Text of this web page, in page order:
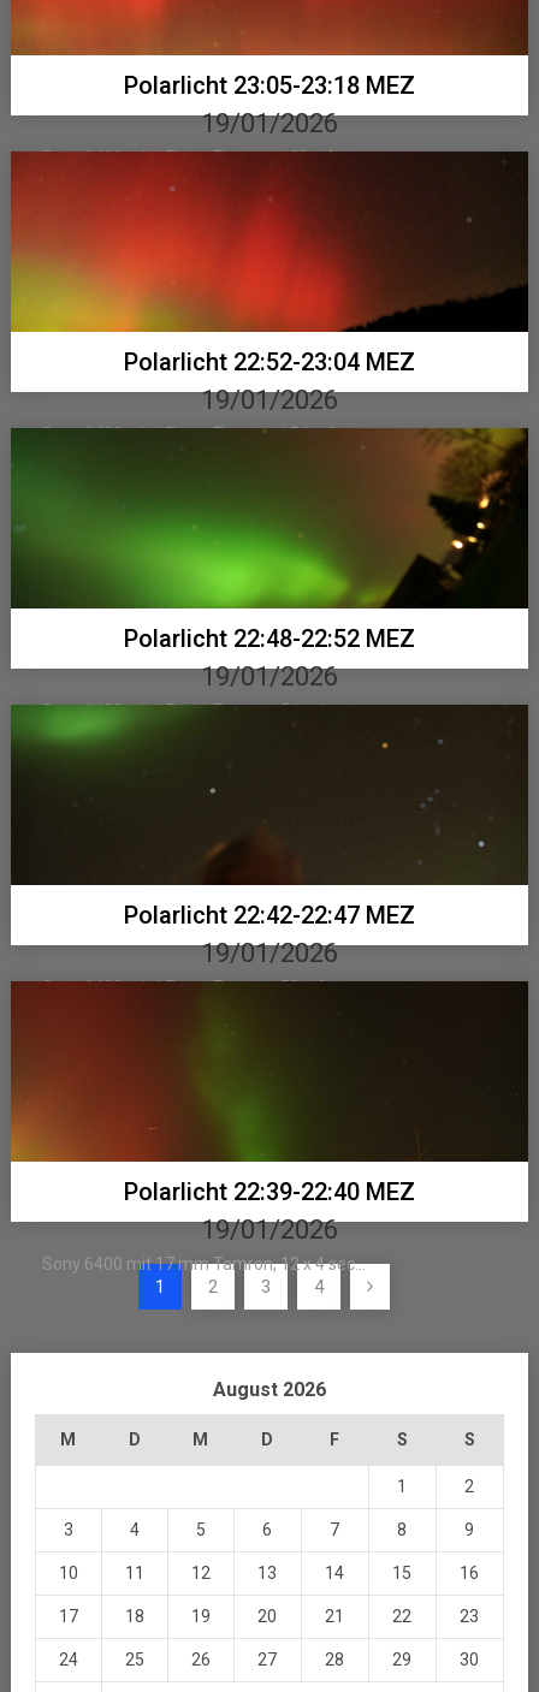
Polarlicht 23:05-23:18 MEZ
19/01/2026
Sony 6400 mit 17 mm Tamron, 180 x 4 sec...
Polarlicht 22:52-23:04 MEZ
19/01/2026
Sony 6400 mit 17 mm Tamron, 154 x 4 sec...
Polarlicht 22:48-22:52 MEZ
19/01/2026
Sony 6400 mit 17 mm Tamron, 56 x 4 sec...
Polarlicht 22:42-22:47 MEZ
19/01/2026
Sony 6400 mit 17 mm Tamron, 58 x 4 sec...
Polarlicht 22:39-22:40 MEZ
19/01/2026
Sony 6400 mit 17 mm Tamron, 12 x 4 sec...
Seitennummerierung
1 2 3 4
August 2026
M D M D F S S
1 2
3 4 5 6 7 8 9
10 11 12 13 14 15 16
17 18 19 20 21 22 23
24 25 26 27 28 29 30